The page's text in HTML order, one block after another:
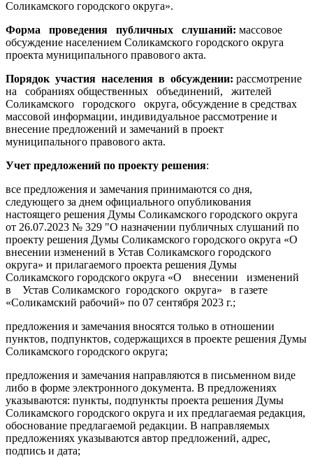
Соликамского городского округа».
Форма проведения публичных слушаний: массовое
обсуждение населением Соликамского городского округа
проекта муниципального правового акта.
Порядок участия населения в обсуждении: рассмотрение
на собраниях общественных объединений, жителей
Соликамского городского округа, обсуждение в средствах
массовой информации, индивидуальное рассмотрение и
внесение предложений и замечаний в проект
муниципального правового акта.
Учет предложений по проекту решения:
все предложения и замечания принимаются со дня,
следующего за днем официального опубликования
настоящего решения Думы Соликамского городского округа
от 26.07.2023 № 329 "О назначении публичных слушаний по
проекту решения Думы Соликамского городского округа «О
внесении изменений в Устав Соликамского городского
округа» и прилагаемого проекта решения Думы
Соликамского городского округа «О внесении изменений
в Устав Соликамского городского округа» в газете
«Соликамский рабочий» по 07 сентября 2023 г.;
предложения и замечания вносятся только в отношении
пунктов, подпунктов, содержащихся в проекте решения Думы
Соликамского городского округа;
предложения и замечания направляются в письменном виде
либо в форме электронного документа. В предложениях
указываются: пункты, подпункты проекта решения Думы
Соликамского городского округа и их предлагаемая редакция,
обоснование предлагаемой редакции. В направляемых
предложениях указываются автор предложений, адрес,
подпись и дата;